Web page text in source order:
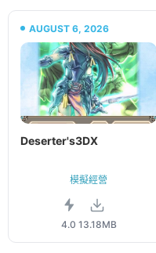
AUGUST 6, 2026
Deserter's3DX
模擬經營
4.0 13.18MB